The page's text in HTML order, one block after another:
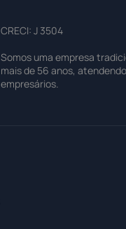
CRECI: J 3504
Somos uma empresa
mais de 56 anos,
empresários.